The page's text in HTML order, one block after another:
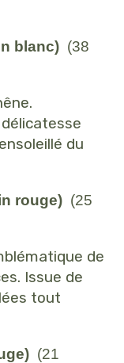
blanc) (38
du
rouge) (25
de
Issue de
tout
(21